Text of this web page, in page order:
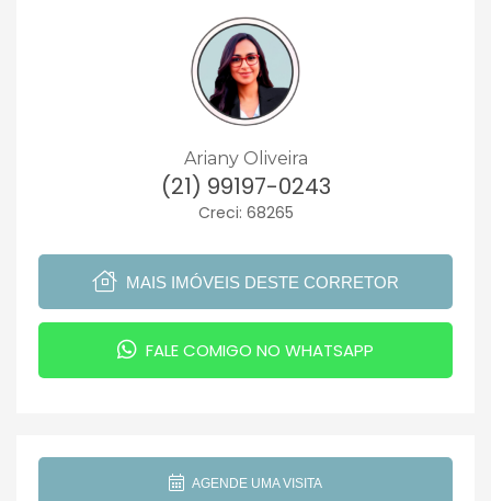
Ariany Oliveira
(21) 99197-0243
Creci: 68265
MAIS IMÓVEIS DESTE CORRETOR
FALE COMIGO NO WHATSAPP
AGENDE UMA VISITA